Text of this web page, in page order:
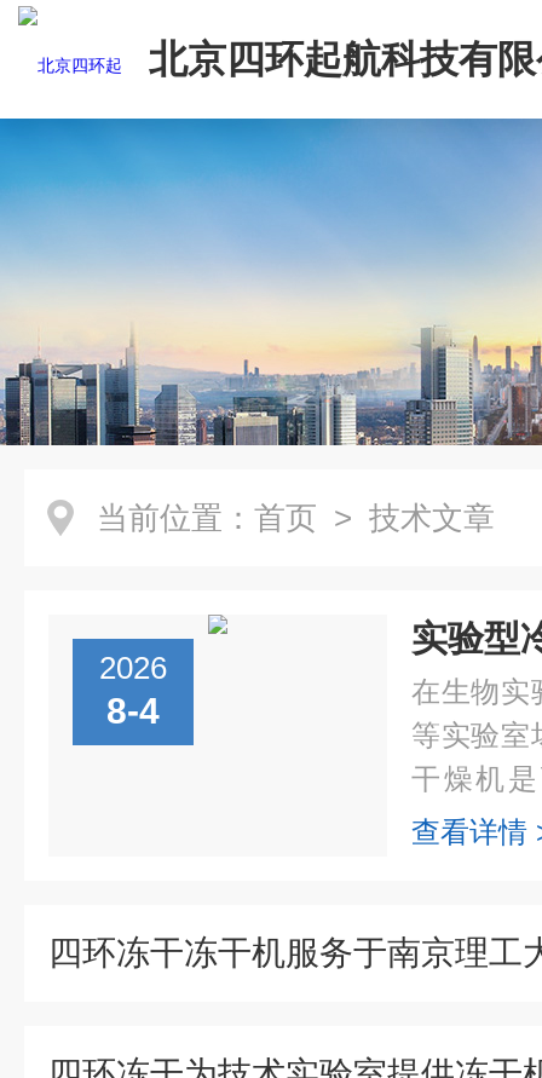
北京四环起航科技有
当前位置： 首页 > 技术文章
2026
8-4
在生物实
等实验室
干燥机
备。依托
查看详情
四环冻干冻干机服务于南京理工